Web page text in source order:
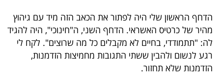
הכלכלי
פודקאסט
40
הדחף הראשון שלי היה לפתור את הכאב הזה מיד עם גיהוץ
מהיר של כרטיס האשראי. הדחף השני, ה"חינוכי", היה להגיד
לה: "תתמודדי, בחיים לא מקבלים כל מה שרוצים". לקח לי
רגע לנשום ולהבין ששתי התגובות מחמיצות הזדמנות,
הזדמנות שלא תחזור.